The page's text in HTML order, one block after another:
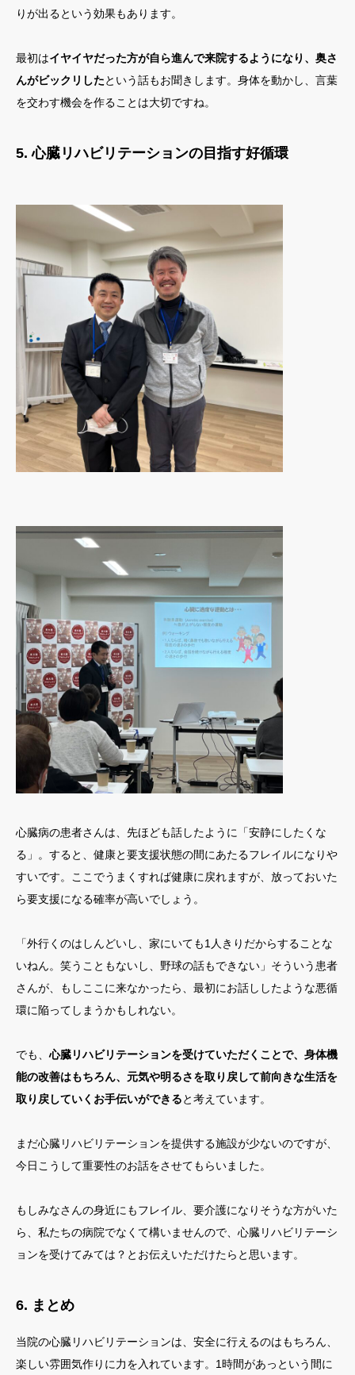
りが出るという効果もあります。
最初はイヤイヤだった方が自ら進んで来院するようになり、奥さ
んがビックリしたという話もお聞きします。身体を動かし、言葉
を交わす機会を作ることは大切ですね。
5. 心臓リハビリテーションの目指す好循環
心臓病の患者さんは、先ほども話したように「安静にしたくな
る」。すると、健康と要支援状態の間にあたるフレイルになりや
すいです。ここでうまくすれば健康に戻れますが、放っておいた
ら要支援になる確率が高いでしょう。
「外行くのはしんどいし、家にいても1人きりだからすることな
いねん。笑うこともないし、野球の話もできない」そういう患者
さんが、もしここに来なかったら、最初にお話ししたような悪循
環に陥ってしまうかもしれない。
でも、 心臓リハビリテーションを受けていただくことで、身体機
能の改善はもちろん、元気や明るさを取り戻して前向きな生活を
取り戻していくお手伝いができると考えています。
まだ心臓リハビリテーションを提供する施設が少ないのですが、
今日こうして重要性のお話をさせてもらいました。
もしみなさんの身近にもフレイル、要介護になりそうな方がいた
ら、私たちの病院でなくて構いませんので、心臓リハビリテーシ
ョンを受けてみては？とお伝えいただけたらと思います。
6. まとめ
当院の心臓リハビリテーションは、安全に行えるのはもちろん、
楽しい雰囲気作りに力を入れています。1時間があっという間に